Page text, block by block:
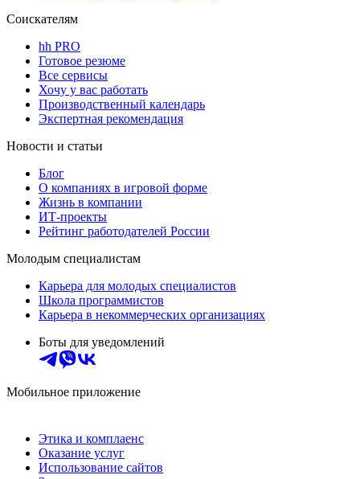
Соискателям
hh PRO
Готовое резюме
Все сервисы
Хочу у вас работать
Производственный календарь
Экспертная рекомендация
Новости и статьи
Блог
О компаниях в игровой форме
Жизнь в компании
ИТ-проекты
Рейтинг работодателей России
Молодым специалистам
Карьера для молодых специалистов
Школа программистов
Карьера в некоммерческих организациях
Боты для уведомлений
Мобильное приложение
Этика и комплаенс
Оказание услуг
Использование сайтов